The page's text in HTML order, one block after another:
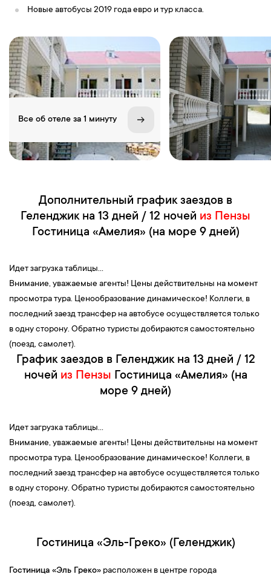
Новые автобусы 2019 года евро и тур класса.
Все об отеле за 1 минуту
Дополнительный график заездов в
Геленджик на 13 дней / 12 ночей из Пензы
Гостиница «Амелия» (на море 9 дней)
Идет загрузка таблицы...
Внимание, уважаемые агенты! Цены действительны на момент
просмотра тура. Ценообразование динамическое! Коллеги, в
последний заезд трансфер на автобусе осуществляется только
в одну сторону. Обратно туристы добираются самостоятельно
(поезд, самолет).
График заездов в Геленджик на 13 дней / 12
ночей из Пензы Гостиница «Амелия» (на
море 9 дней)
Идет загрузка таблицы...
Внимание, уважаемые агенты! Цены действительны на момент
просмотра тура. Ценообразование динамическое! Коллеги, в
последний заезд трансфер на автобусе осуществляется только
в одну сторону. Обратно туристы добираются самостоятельно
(поезд, самолет).
Гостиница «Эль-Греко» (Геленджик)
Гостиница «Эль Греко» расположен в центре города